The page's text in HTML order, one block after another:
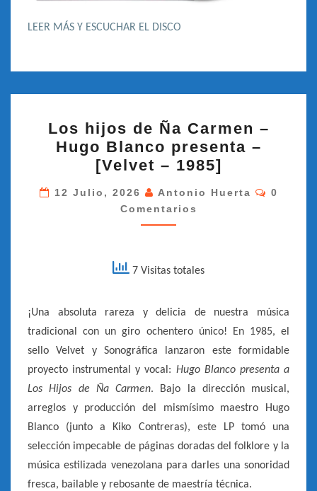
LEER MÁS Y ESCUCHAR EL DISCO
HIJOS
DE
ÑA
CARMEN
–
HUGO
PRESENTA
Los hijos de Ña Carmen –
Hugo Blanco presenta –
[Velvet – 1985]
12 Julio, 2026 Antonio Huerta
0
Comentarios
7 Visitas totales
¡Una absoluta rareza y delicia de nuestra música
tradicional con un giro ochentero único! En 1985, el
sello Velvet y Sonográfica lanzaron este formidable
proyecto instrumental y vocal: Hugo Blanco presenta a
Los Hijos de Ña Carmen. Bajo la dirección musical,
arreglos y producción del mismísimo maestro Hugo
Blanco (junto a Kiko Contreras), este LP tomó una
selección impecable de páginas doradas del folklore y la
música estilizada venezolana para darles una sonoridad
fresca, bailable y rebosante de maestría técnica.